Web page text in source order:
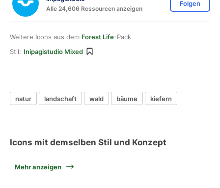
Alle 24,606 Ressourcen anzeigen
Folgen
Weitere Icons aus dem Forest Life-Pack
Stil: Inipagistudio Mixed
natur landschaft wald bäume kiefern
Icons mit demselben Stil und Konzept
Mehr anzeigen